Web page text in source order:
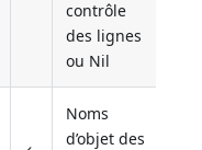
contrôle
des lignes
ou Nil
Noms
d’objet des